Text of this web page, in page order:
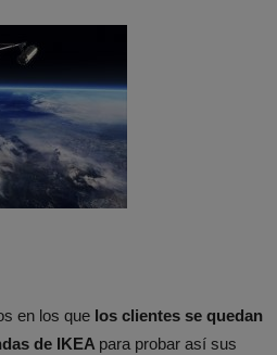
en los que los clientes se quedan
de IKEA para probar así sus